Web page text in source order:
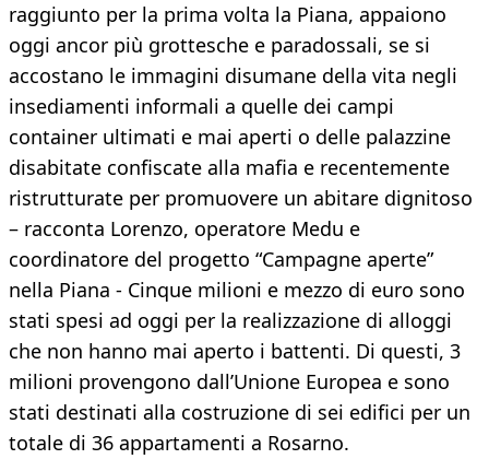
raggiunto per la prima volta la Piana, appaiono
oggi ancor più grottesche e paradossali, se si
accostano le immagini disumane della vita negli
insediamenti informali a quelle dei campi
container ultimati e mai aperti o delle palazzine
disabitate confiscate alla mafia e recentemente
ristrutturate per promuovere un abitare dignitoso
– racconta Lorenzo, operatore Medu e
coordinatore del progetto “Campagne aperte”
nella Piana - Cinque milioni e mezzo di euro sono
stati spesi ad oggi per la realizzazione di alloggi
che non hanno mai aperto i battenti. Di questi, 3
milioni provengono dall’Unione Europea e sono
stati destinati alla costruzione di sei edifici per un
totale di 36 appartamenti a Rosarno.